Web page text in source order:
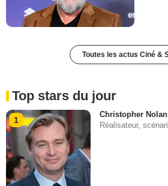
Toutes les actus Ciné &
Top stars du jour
1
Christopher Nolan
Réalisateur,